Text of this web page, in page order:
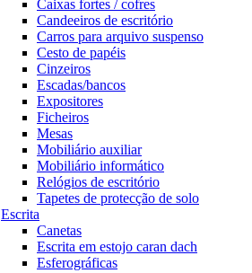
Caixas fortes / cofres
Candeeiros de escritório
Carros para arquivo suspenso
Cesto de papéis
Cinzeiros
Escadas/bancos
Expositores
Ficheiros
Mesas
Mobiliário auxiliar
Mobiliário informático
Relógios de escritório
Tapetes de protecção de solo
Escrita
Canetas
Escrita em estojo caran dach
Esferográficas